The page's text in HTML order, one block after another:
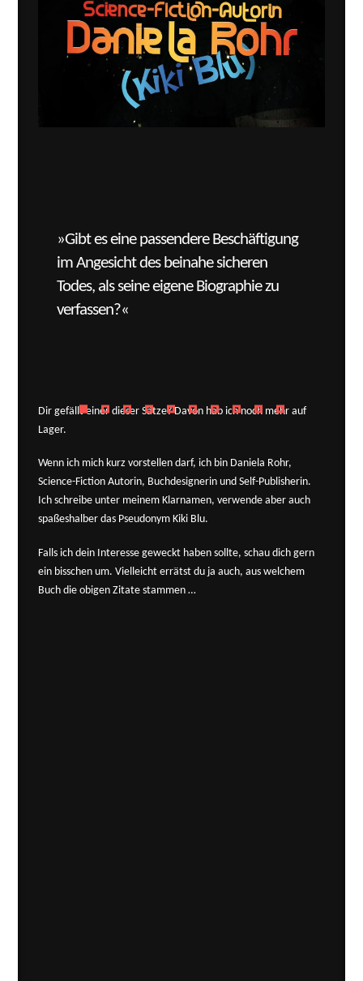
»Gibt es eine passendere Beschäftigung
im Angesicht des beinahe sicheren
Todes, als seine eigene Biographie zu
verfassen?«
Dir gefällt einer dieser Sätze? Davon hab ich noch mehr auf
Lager.
Wenn ich mich kurz vorstellen darf, ich bin Daniela Rohr,
Science-Fiction Autorin, Buchdesignerin und Self-Publisherin.
Ich schreibe unter meinem Klarnamen, verwende aber auch
spaßeshalber das Pseudonym Kiki Blu.
Falls ich dein Interesse geweckt haben sollte, schau dich gern
ein bisschen um. Vielleicht errätst du ja auch, aus welchem
Buch die obigen Zitate stammen …